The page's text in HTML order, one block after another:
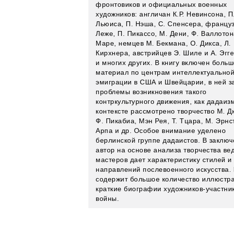
фронтовиков и официальных военных
художников: англичан К.Р. Невинсона,
Льюиса, П. Нэша, С. Спенсера,
Леже, П. Пикассо, М. Дени, Ф.
Маре, немцев М. Бекмана, О. Дикса, Л.
Кирхнера, австрийцев Э. Шиле и А.
и многих других. В книгу включен
материал по центрам интеллектуальной
эмиграции в США и Швейцарии, в ней
проблемы возникновения такого
контркультурного движения, как
контексте рассмотрено творчество М.
Ф. Пикабиа, Мэн Рея, Т. Тцара, М.
Арпа и др. Особое внимание уделено
берлинской группе дадаистов. В
автор на основе анализа творчества
мастеров дает характеристику стилей и
направлений послевоенного искусства.
содержит большое количество
краткие биографии художников-
войны.